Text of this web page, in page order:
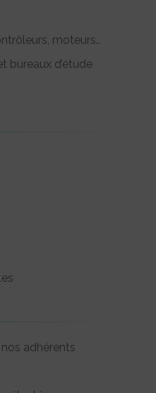
moteurs..
bureaux d’étude
adhérents